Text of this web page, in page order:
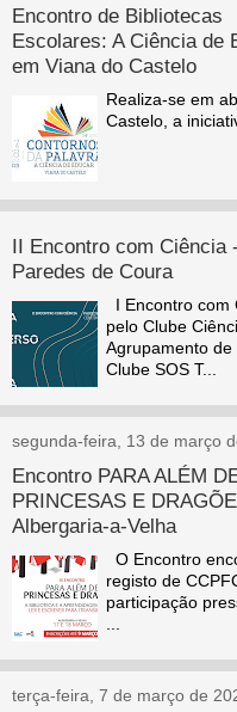
Encontro de Bibliotecas
Escolares: A Ciência de
em Viana do Castelo
Realiza-se em
Castelo, a
II Encontro com Ciência -
Paredes de Coura
I Encontro com
pelo Clube
Agrupamento
Clube SOS T...
segunda-feira, 13 de março
Encontro PARA ALÉM
PRINCESAS E
Albergaria-a-Velha
O Encontro
registo de
participação
...
terça-feira, 7 de março de